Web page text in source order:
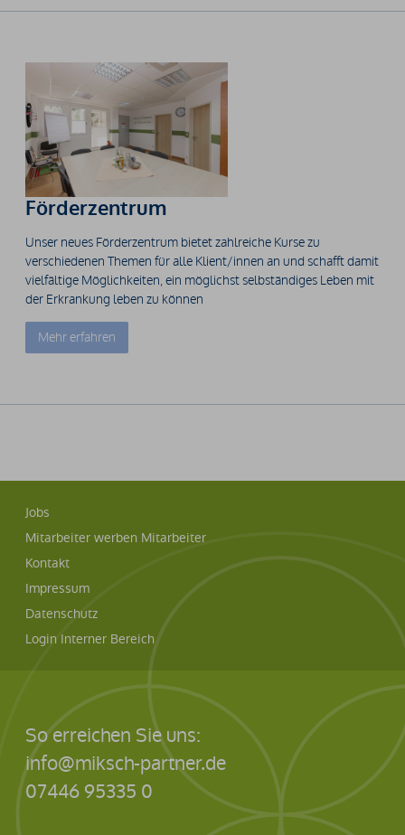
Förderzentrum
Unser neues Förderzentrum bietet zahlreiche Kurse zu
verschiedenen Themen für alle Klient/innen an und schafft damit
vielfältige Möglichkeiten, ein möglichst selbständiges Leben mit
der Erkrankung leben zu können
Mehr erfahren
Jobs
Mitarbeiter werben Mitarbeiter
Kontakt
Impressum
Datenschutz
Login Interner Bereich
So erreichen Sie uns:
info@miksch-partner.de
07446 95335 0